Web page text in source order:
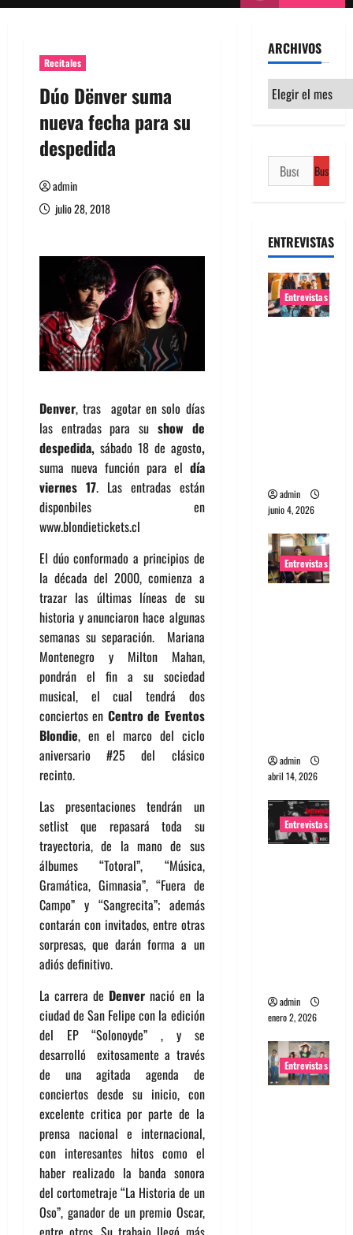
Recitales
Dúo Dënver suma
nueva fecha para su
despedida
admin
julio 28, 2018
Denver, tras agotar en solo días
las entradas para su show de
despedida, sábado 18 de agosto,
suma nueva función para el día
viernes 17. Las entradas están
disponbiles en
www.blondietickets.cl
El dúo conformado a principios de
la década del 2000, comienza a
trazar las últimas líneas de su
historia y anunciaron hace algunas
semanas su separación. Mariana
Montenegro y Milton Mahan,
pondrán el fin a su sociedad
musical, el cual tendrá dos
conciertos en Centro de Eventos
Blondie, en el marco del ciclo
aniversario #25 del clásico
recinto.
Las presentaciones tendrán un
setlist que repasará toda su
trayectoria, de la mano de sus
álbumes “Totoral”, “Música,
Gramática, Gimnasia”, “Fuera de
Campo” y “Sangrecita”; además
contarán con invitados, entre otras
sorpresas, que darán forma a un
adiós definitivo.
La carrera de Denver nació en la
ciudad de San Felipe con la edición
del EP “Solonoyde” , y se
desarrolló exitosamente a través
de una agitada agenda de
conciertos desde su inicio, con
excelente critica por parte de la
prensa nacional e internacional,
con interesantes hitos como el
haber realizado la banda sonora
del cortometraje “La Historia de un
Oso”, ganador de un premio Oscar,
ARCHIVOS
Archivos
Buscar:
ENTREVISTAS
Entrevistas
admin
junio 4, 2026
Entrevistas
admin
abril 14, 2026
Entrevistas
admin
enero 2, 2026
Entrevistas